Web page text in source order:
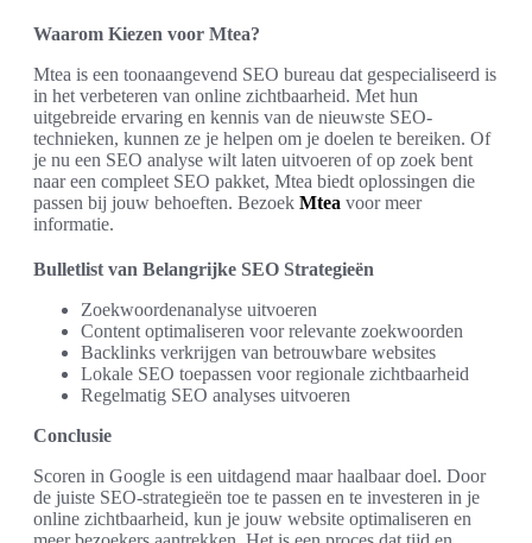
Waarom Kiezen voor Mtea?
Mtea is een toonaangevend SEO bureau dat gespecialiseerd is
in het verbeteren van online zichtbaarheid. Met hun
uitgebreide ervaring en kennis van de nieuwste SEO-
technieken, kunnen ze je helpen om je doelen te bereiken. Of
je nu een SEO analyse wilt laten uitvoeren of op zoek bent
naar een compleet SEO pakket, Mtea biedt oplossingen die
passen bij jouw behoeften. Bezoek Mtea voor meer
informatie.
Bulletlist van Belangrijke SEO Strategieën
Zoekwoordenanalyse uitvoeren
Content optimaliseren voor relevante zoekwoorden
Backlinks verkrijgen van betrouwbare websites
Lokale SEO toepassen voor regionale zichtbaarheid
Regelmatig SEO analyses uitvoeren
Conclusie
Scoren in Google is een uitdagend maar haalbaar doel. Door
de juiste SEO-strategieën toe te passen en te investeren in je
online zichtbaarheid, kun je jouw website optimaliseren en